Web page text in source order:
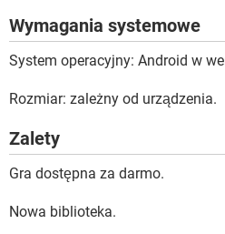
Wymagania systemowe
System operacyjny: Android w
Rozmiar: zależny od urządzenia.
Zalety
Gra dostępna za darmo.
Nowa biblioteka.